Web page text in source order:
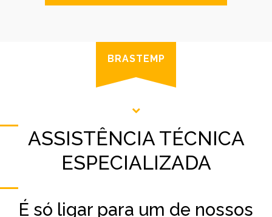
BRASTEMP
ASSISTÊNCIA TÉCNICA
ESPECIALIZADA
É só ligar para um de nossos